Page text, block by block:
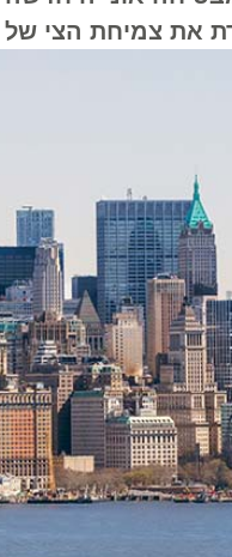
צמיחת הצי של